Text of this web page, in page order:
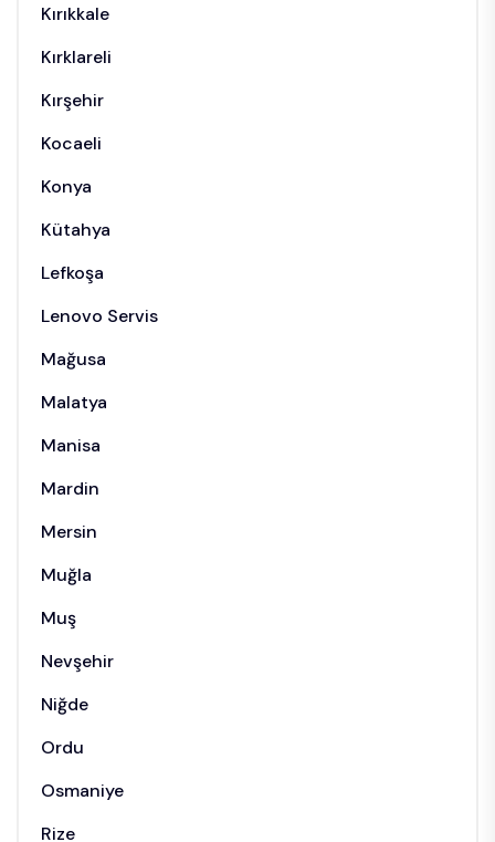
Kırıkkale
Kırklareli
Kırşehir
Kocaeli
Konya
Kütahya
Lefkoşa
Lenovo Servis
Mağusa
Malatya
Manisa
Mardin
Mersin
Muğla
Muş
Nevşehir
Niğde
Ordu
Osmaniye
Rize